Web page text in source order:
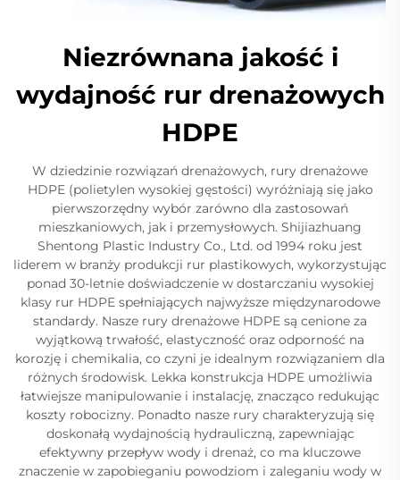
Niezrównana jakość i
wydajność rur drenażowych
HDPE
W dziedzinie rozwiązań drenażowych, rury drenażowe
HDPE (polietylen wysokiej gęstości) wyróżniają się jako
pierwszorzędny wybór zarówno dla zastosowań
mieszkaniowych, jak i przemysłowych. Shijiazhuang
Shentong Plastic Industry Co., Ltd. od 1994 roku jest
liderem w branży produkcji rur plastikowych, wykorzystując
ponad 30-letnie doświadczenie w dostarczaniu wysokiej
klasy rur HDPE spełniających najwyższe międzynarodowe
standardy. Nasze rury drenażowe HDPE są cenione za
wyjątkową trwałość, elastyczność oraz odporność na
korozję i chemikalia, co czyni je idealnym rozwiązaniem dla
różnych środowisk. Lekka konstrukcja HDPE umożliwia
łatwiejsze manipulowanie i instalację, znacząco redukując
koszty robocizny. Ponadto nasze rury charakteryzują się
doskonałą wydajnością hydrauliczną, zapewniając
efektywny przepływ wody i drenaż, co ma kluczowe
znaczenie w zapobieganiu powodziom i zaleganiu wody w